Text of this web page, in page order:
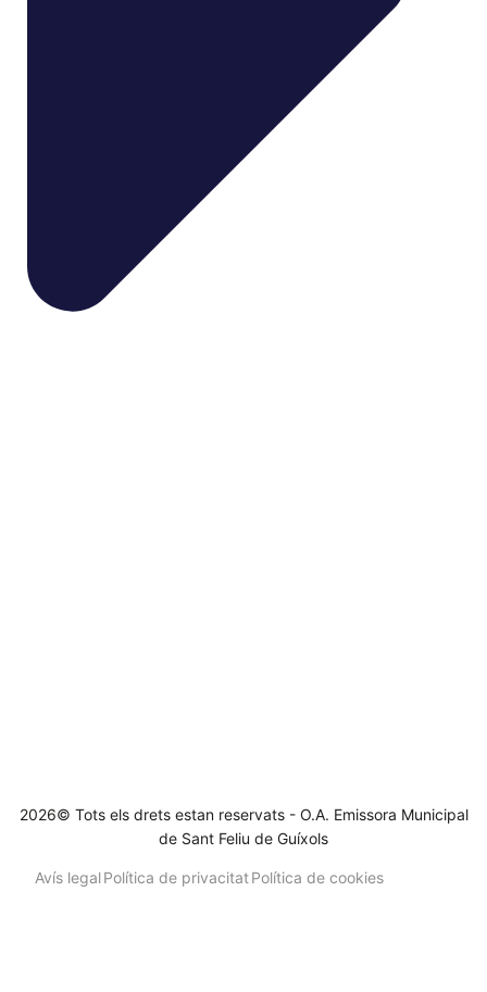
2026© Tots els drets estan reservats - O.A. Emissora Municipal
de Sant Feliu de Guíxols
Avís legal Política de privacitatPolítica de cookies